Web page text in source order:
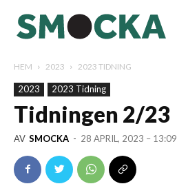
HEM 2023 2023 TIDNING
2023 2023 Tidning
Tidningen 2/23
AV SMOCKA - 28 APRIL, 2023 – 13:09